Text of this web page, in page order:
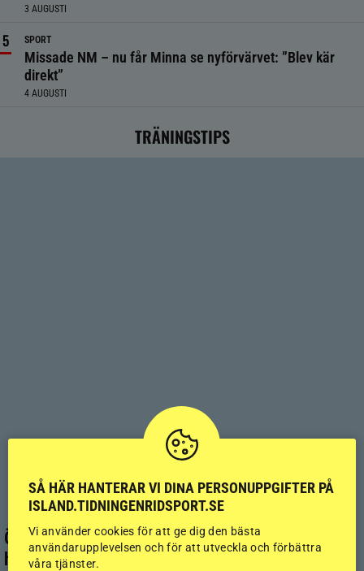
3 AUGUSTI
SPORT
Missade NM – nu får Minna se nyförvärvet: ”Blev kär
direkt”
4 AUGUSTI
TRÄNINGSTIPS
Överlinjen – grunden för en stark och hållbar
häst
SÅ HÄR HANTERAR VI DINA PERSONUPPGIFTER PÅ
ISLAND.TIDNINGENRIDSPORT.SE
Vi använder cookies för att ge dig den bästa
användarupplevelsen och för att utveckla och förbättra
våra tjänster.